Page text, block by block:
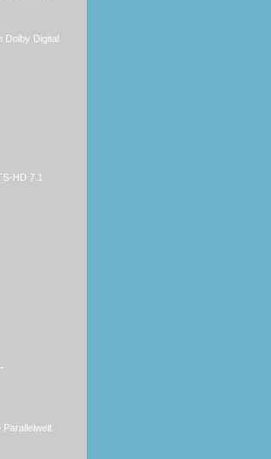
Dolby Digital
HD 7.1
Parallelwelt